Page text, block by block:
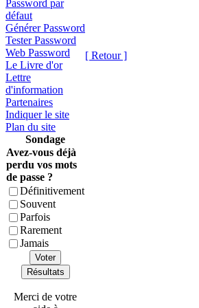
Password par
défaut
Générer Password
Tester Password
Web Password
Le Livre d'or
Lettre
d'information
Partenaires
Indiquer le site
Plan du site
Sondage
Avez-vous déjà
perdu vos mots
de passe ?
Définitivement
Souvent
Parfois
Rarement
Jamais
Voter
Résultats
Merci de votre
[ Retour ]